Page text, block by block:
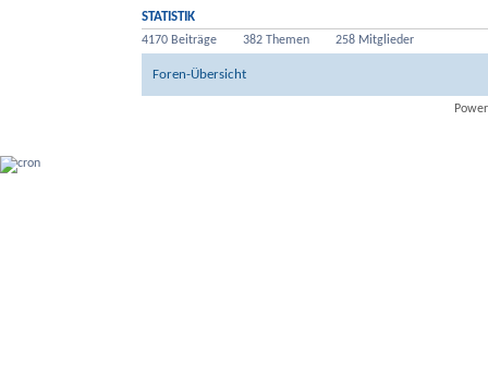
STATISTIK
4170 Beiträge
382 Themen 258 Mitglieder
Foren-Übersicht